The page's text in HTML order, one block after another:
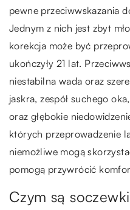
pewne przeciwwskazania
Jednym z nich jest zbyt
korekcja może być
ukończyły 21 lat.
niestabilna wada oraz
jaskra, zespół suchego
oraz głębokie
których przeprowadzenie
niemożliwe mogą
pomogą przywrócić
Czym są